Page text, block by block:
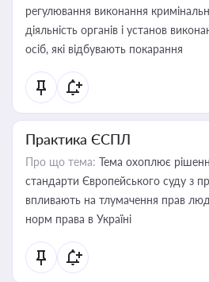
регулювання виконання
діяльність органів і установ
осіб, які відбувають покарання
Практика ЄСПЛ
Про що тема: Тема охоплює
стандарти Європейського суду з
впливають на тлумачення прав
норм права в Україні